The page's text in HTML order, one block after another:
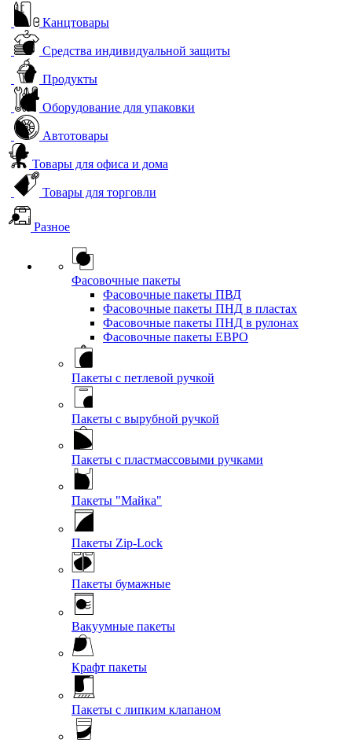
Канцтовары
Средства индивидуальной защиты
Продукты
Оборудование для упаковки
Автотовары
Товары для офиса и дома
Товары для торговли
Разное
Фасовочные пакеты
Фасовочные пакеты ПВД
Фасовочные пакеты ПНД в пластах
Фасовочные пакеты ПНД в рулонах
Фасовочные пакеты ЕВРО
Пакеты с петлевой ручкой
Пакеты с вырубной ручкой
Пакеты с пластмассовыми ручками
Пакеты "Майка"
Пакеты Zip-Lock
Пакеты бумажные
Вакуумные пакеты
Крафт пакеты
Пакеты с липким клапаном